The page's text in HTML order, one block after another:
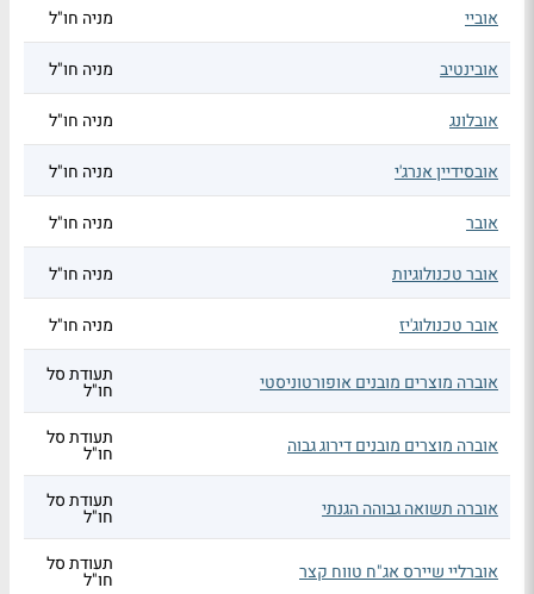
אוביי מניה חו"ל
אובינטיב מניה חו"ל
אובלונג מניה חו"ל
אובסידיין אנרג'י מניה חו"ל
אובר מניה חו"ל
אובר טכנולוגיות מניה חו"ל
אובר טכנולוג'יז מניה חו"ל
אוברה מוצרים מובנים אופורטוניסטי תעודת סל
חו"ל
אוברה מוצרים מובנים דירוג גבוה תעודת סל
חו"ל
אוברה תשואה גבוהה הגנתי תעודת סל
חו"ל
אוברליי שיירס אג"ח טווח קצר תעודת סל
חו"ל